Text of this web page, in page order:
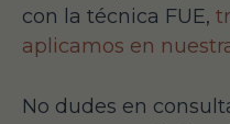
con la técnica FUE,
aplicamos en
No dudes en